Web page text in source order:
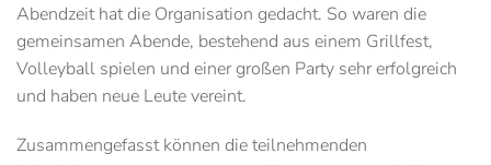
Abendzeit hat die Organisation gedacht. So waren die
gemeinsamen Abende, bestehend aus einem Grillfest,
Volleyball spielen und einer großen Party sehr erfolgreich
und haben neue Leute vereint.
Zusammengefasst können die teilnehmenden